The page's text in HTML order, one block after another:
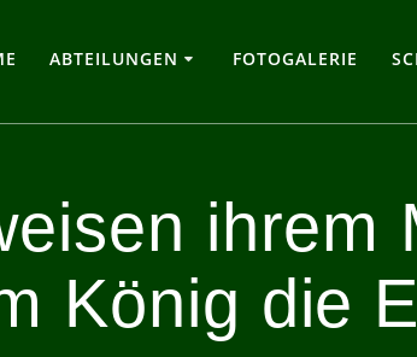
ABTEILUNGEN FOTOGALERIE
ihrem
König die